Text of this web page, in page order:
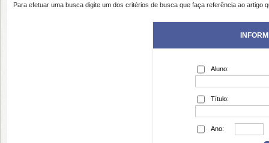
Para efetuar uma busca digite um dos critérios de busca que faça referência ao artigo
Aluno:
Título:
Ano: